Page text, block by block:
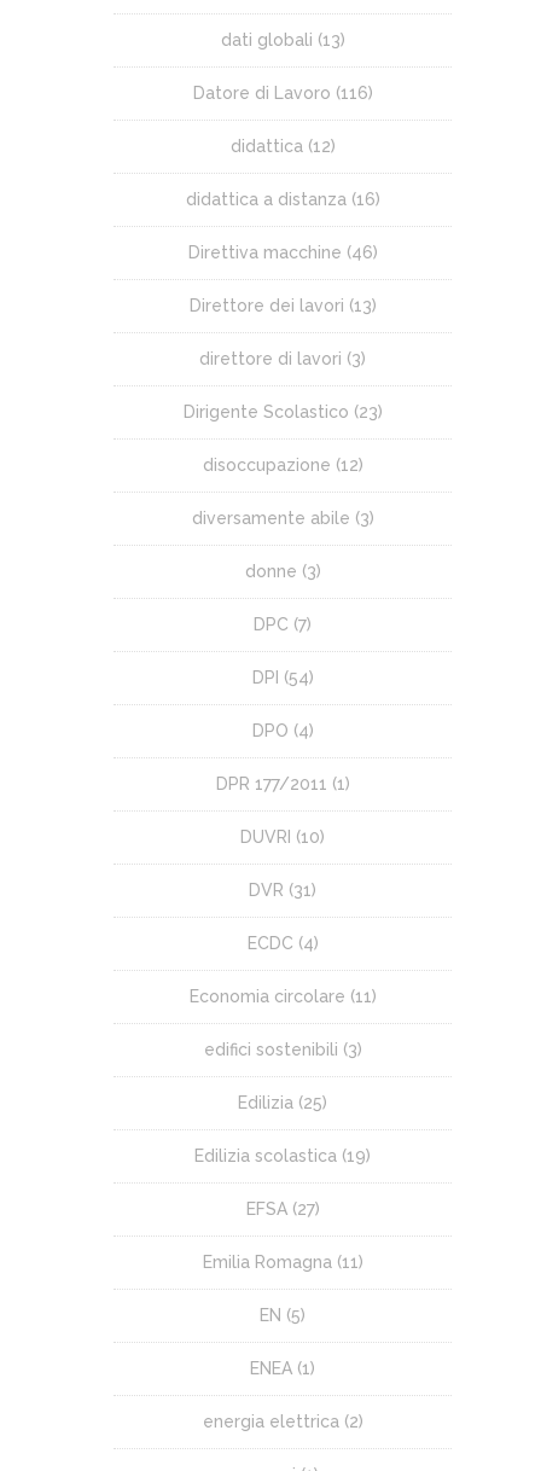
dati globali (13)
Datore di Lavoro (116)
didattica (12)
didattica a distanza (16)
Direttiva macchine (46)
Direttore dei lavori (13)
direttore di lavori (3)
Dirigente Scolastico (23)
disoccupazione (12)
diversamente abile (3)
donne (3)
DPC (7)
DPI (54)
DPO (4)
DPR 177/2011 (1)
DUVRI (10)
DVR (31)
ECDC (4)
Economia circolare (11)
edifici sostenibili (3)
Edilizia (25)
Edilizia scolastica (19)
EFSA(27)
Emilia Romagna (11)
EN (5)
ENEA (1)
energia elettrica (2)